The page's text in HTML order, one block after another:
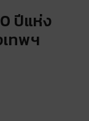
ปีแห่ง
ทพฯ